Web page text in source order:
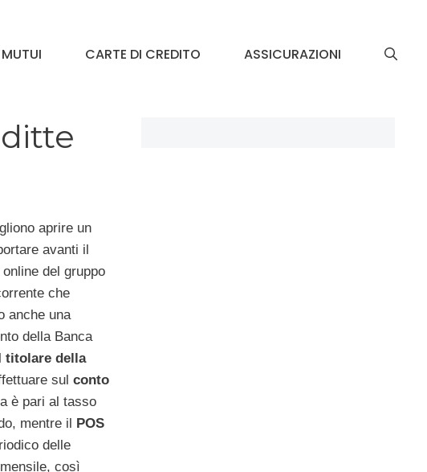
MUTUI CARTE DI CREDITO ASSICURAZIONI
aprire un
avanti il
del gruppo
che
anche una
della Banca
titolare della
sul conto
è pari al tasso
mentre il POS
delle
così